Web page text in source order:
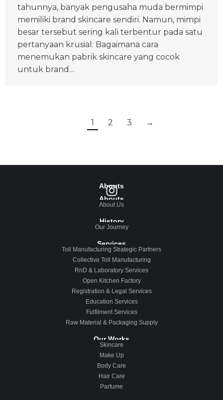
tahunnya, banyak pengusaha muda bermimpi
memiliki brand skincare sendiri. Namun, mimpi
besar tersebut sering kali terbentur pada satu
pertanyaan krusial: Bagaimana cara
menemukan pabrik skincare yang cocok
untuk brand…
1 2 3 →
Abouts
Abouts
About Us
History
Our Journey
Services
Toll Manufacturing Strategic Partners
Collective Toll Manufacturing
RnD & Laboratory Services
Open Kitchen Factory
Registration & Legal Services
Education Services
Fulfilment Services
Raw Material & Packaging Supply
Our Works
Skincare
Make Up
Body Care
Hair Care
Parfume